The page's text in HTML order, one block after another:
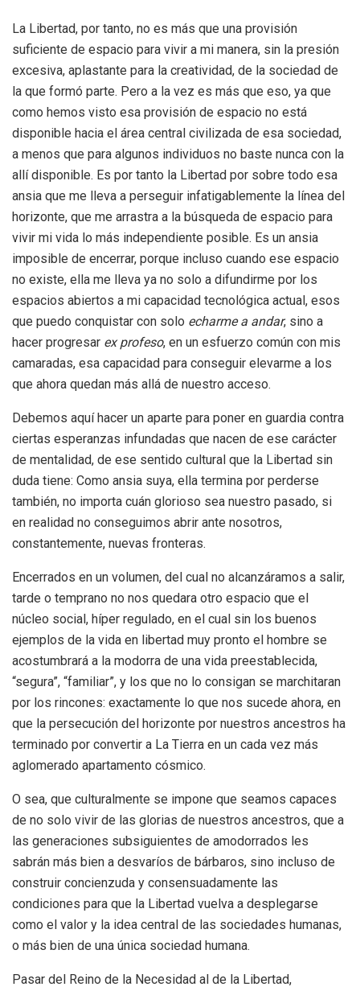
La Libertad, por tanto, no es más que una provisión
suficiente de espacio para vivir a mi manera, sin la presión
excesiva, aplastante para la creatividad, de la sociedad de
la que formó parte. Pero a la vez es más que eso, ya que
como hemos visto esa provisión de espacio no está
disponible hacia el área central civilizada de esa sociedad,
a menos que para algunos individuos no baste nunca con la
allí disponible. Es por tanto la Libertad por sobre todo esa
ansia que me lleva a perseguir infatigablemente la línea del
horizonte, que me arrastra a la búsqueda de espacio para
vivir mi vida lo más independiente posible. Es un ansia
imposible de encerrar, porque incluso cuando ese espacio
no existe, ella me lleva ya no solo a difundirme por los
espacios abiertos a mi capacidad tecnológica actual, esos
que puedo conquistar con solo echarme a andar, sino a
hacer progresar ex profeso, en un esfuerzo común con mis
camaradas, esa capacidad para conseguir elevarme a los
que ahora quedan más allá de nuestro acceso.
Debemos aquí hacer un aparte para poner en guardia contra
ciertas esperanzas infundadas que nacen de ese carácter
de mentalidad, de ese sentido cultural que la Libertad sin
duda tiene: Como ansia suya, ella termina por perderse
también, no importa cuán glorioso sea nuestro pasado, si
en realidad no conseguimos abrir ante nosotros,
constantemente, nuevas fronteras.
Encerrados en un volumen, del cual no alcanzáramos a salir,
tarde o temprano no nos quedara otro espacio que el
núcleo social, híper regulado, en el cual sin los buenos
ejemplos de la vida en libertad muy pronto el hombre se
acostumbrará a la modorra de una vida preestablecida,
“segura”, “familiar”, y los que no lo consigan se marchitaran
por los rincones: exactamente lo que nos sucede ahora, en
que la persecución del horizonte por nuestros ancestros ha
terminado por convertir a La Tierra en un cada vez más
aglomerado apartamento cósmico.
O sea, que culturalmente se impone que seamos capaces
de no solo vivir de las glorias de nuestros ancestros, que a
las generaciones subsiguientes de amodorrados les
sabrán más bien a desvaríos de bárbaros, sino incluso de
construir concienzuda y consensuadamente las
condiciones para que la Libertad vuelva a desplegarse
como el valor y la idea central de las sociedades humanas,
o más bien de una única sociedad humana.
Pasar del Reino de la Necesidad al de la Libertad,